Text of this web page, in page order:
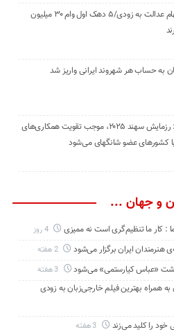
واریز سود سهام عدالت به زودی/۵ دهک اول وام ۳۰ میلیون
سردار جوانی: رزمایش سهند ۲۰۲۵، موجب تقویت همکاری‌های
با کشور‌های عضو شانگهای می‌شود
و جهان ...
: کار ما تنظیم‌گری است نه ممیزی 4 روز
ایران برگزار می‌شود 2 هفته
«عباس کیارستمی» می‌شود 3 هفته
همراه بهترین فیلم خارجی‌زبان به زودی
خود را کلید می‌زند